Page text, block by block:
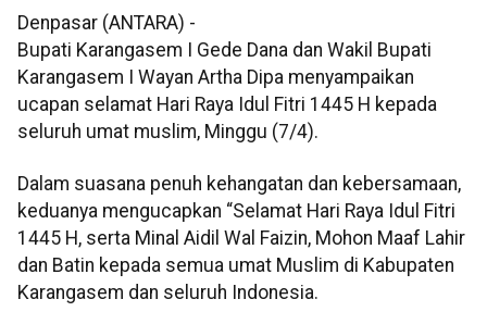
Denpasar (ANTARA) -
Bupati Karangasem I Gede Dana dan Wakil Bupati
Karangasem I Wayan Artha Dipa menyampaikan
ucapan selamat Hari Raya Idul Fitri 1445 H kepada
seluruh umat muslim, Minggu (7/4).
Dalam suasana penuh kehangatan dan kebersamaan,
keduanya mengucapkan “Selamat Hari Raya Idul Fitri
1445 H, serta Minal Aidil Wal Faizin, Mohon Maaf Lahir
dan Batin kepada semua umat Muslim di Kabupaten
Karangasem dan seluruh Indonesia.